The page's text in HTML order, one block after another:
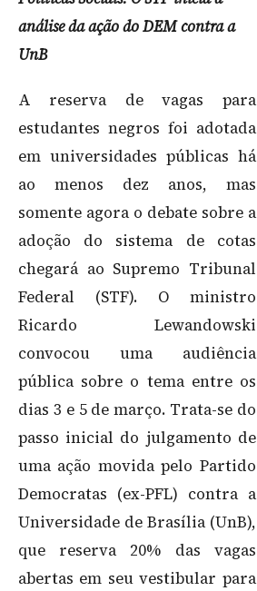
análise da ação do DEM contra a
UnB
A reserva de vagas para
estudantes negros foi adotada
em universidades públicas há
ao menos dez anos, mas
somente agora o debate sobre a
adoção do sistema de cotas
chegará ao Supremo Tribunal
Federal (STF). O ministro
Ricardo Lewandowski
convocou uma audiência
pública sobre o tema entre os
dias 3 e 5 de março. Trata-se do
passo inicial do julgamento de
uma ação movida pelo Partido
Democratas (ex-PFL) contra a
Universidade de Brasília (UnB),
que reserva 20% das vagas
abertas em seu vestibular para